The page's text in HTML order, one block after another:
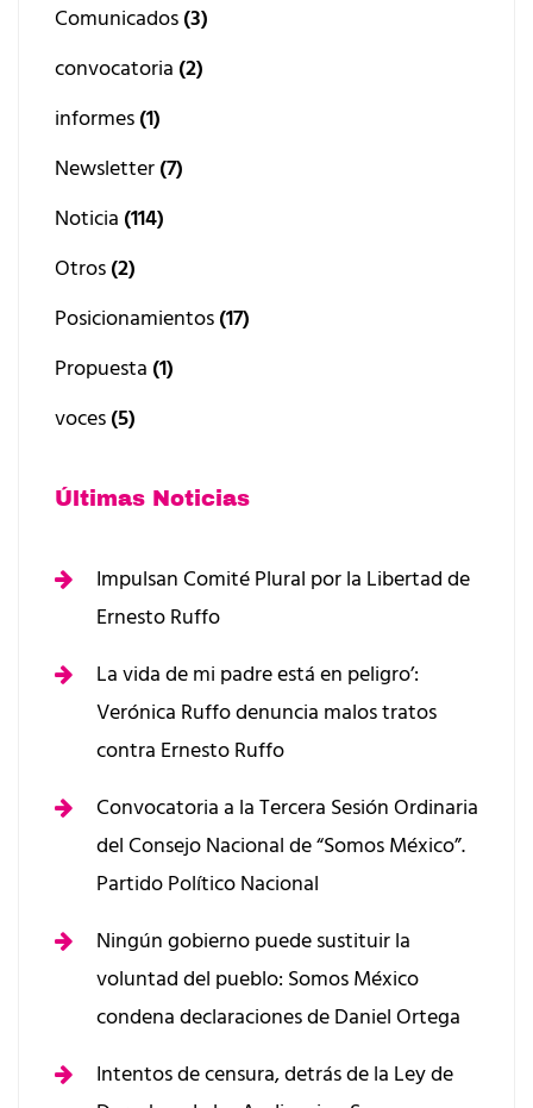
Comunicados(3)
convocatoria (2)
informes(1)
Newsletter(7)
Noticia (114)
Otros(2)
Posicionamientos(17)
Propuesta (1)
voces(5)
Últimas Noticias
Impulsan Comité Plural por la Libertad de
Ernesto Ruffo
La vida de mi padre está en peligro’:
Verónica Ruffo denuncia malos tratos
contra Ernesto Ruffo
Convocatoria a la Tercera Sesión Ordinaria
del Consejo Nacional de “Somos México”.
Partido Político Nacional
Ningún gobierno puede sustituir la
voluntad del pueblo: Somos México
condena declaraciones de Daniel Ortega
Intentos de censura, detrás de la Ley de